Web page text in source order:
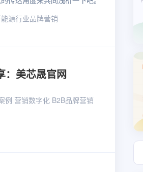
源行业品牌营销
：美芯晟官网
例 营销数字化 B2B品牌营销